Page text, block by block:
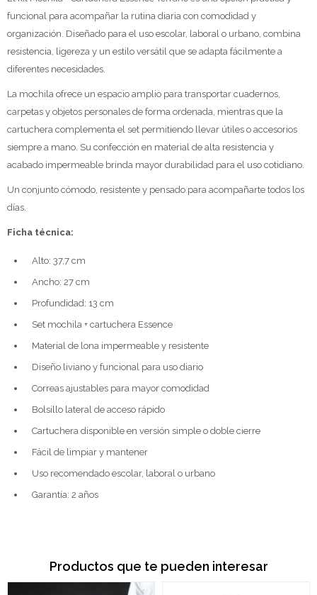
funcional para acompañar la rutina diaria con comodidad y
organización. Diseñado para el uso escolar, laboral o urbano, combina
resistencia, ligereza y un estilo versátil que se adapta fácilmente a
diferentes necesidades.
La mochila ofrece un espacio amplio para transportar cuadernos,
carpetas y objetos personales de forma ordenada, mientras que la
cartuchera complementa el set permitiendo llevar útiles o accesorios
siempre a mano. Su confección en material de alta resistencia y
acabado impermeable brinda mayor durabilidad para el uso cotidiano.
Un conjunto cómodo, resistente y pensado para acompañarte todos los
días.
Ficha técnica:
Alto: 37,7 cm
Ancho: 27 cm
Profundidad: 13 cm
Set mochila + cartuchera Essence
Material de lona impermeable y resistente
Diseño liviano y funcional para uso diario
Correas ajustables para mayor comodidad
Bolsillo lateral de acceso rápido
Cartuchera disponible en versión simple o doble cierre
Fácil de limpiar y mantener
Uso recomendado escolar, laboral o urbano
Garantía: 2 años
Productos que te pueden interesar